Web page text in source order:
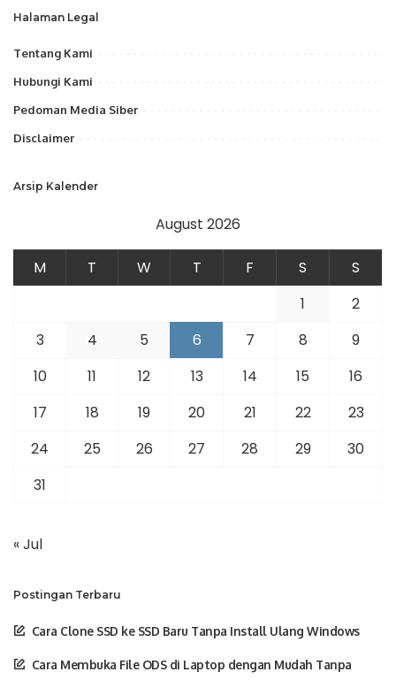
Halaman Legal
Tentang Kami
Hubungi Kami
Pedoman Media Siber
Disclaimer
Arsip Kalender
August 2026
M T W T F S
S
1
2
3
4 5 6 7 8
9
10
11 12 13 14 15
16
17
18 19 20 21 22
23
24
25 26 27 28 29
30
31
« Jul
Postingan Terbaru
Cara Clone SSD ke SSD Baru Tanpa Install Ulang Windows
Cara Membuka File ODS di Laptop dengan Mudah Tanpa